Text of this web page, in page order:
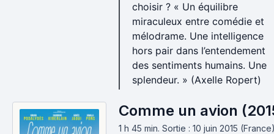
choisir ? « Un équilibre
miraculeux entre comédie et
mélodrame. Une intelligence
hors pair dans l’entendement
des sentiments humains. Une
splendeur. » (Axelle Ropert)
Comme un avion
1 h 45 min. Sortie : 10 juin 2015